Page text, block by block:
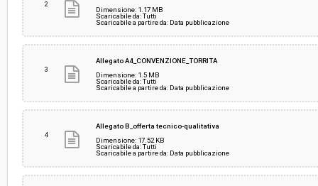
2
Dimensione: 1.17 MB
Scaricabile da: Tutti
Scaricabile a partire da: Data pubblicazione
3
Allegato A4_CONVENZIONE_TORRITA
Dimensione: 1.5 MB
Scaricabile da: Tutti
Scaricabile a partire da: Data pubblicazione
4
Allegato B_offerta tecnico-qualitativa
Dimensione: 17.52 KB
Scaricabile da: Tutti
Scaricabile a partire da: Data pubblicazione